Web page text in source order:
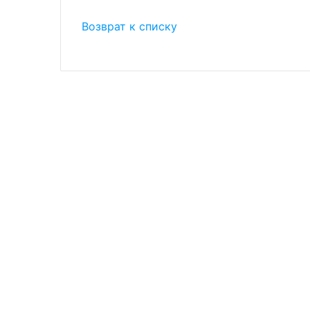
Возврат к списку